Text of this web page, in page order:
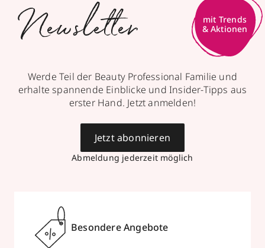
Newsletter
mit Trends
& Aktionen
Werde Teil der Beauty Professional Familie und
erhalte spannende Einblicke und Insider-Tipps aus
erster Hand. Jetzt anmelden!
Abmeldung jederzeit möglich
Jetzt abonnieren
Besondere Angebote